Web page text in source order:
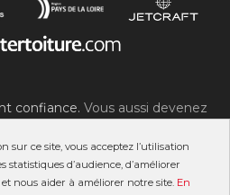
sur ce site, vous acceptez l’utilisation
statistiques d’audience, d’améliorer
nous aider à améliorer notre site. En
confiance. Vous aussi devenez